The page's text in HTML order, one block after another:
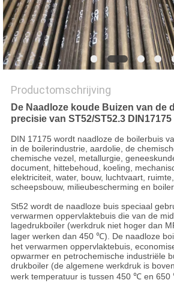
Productomschrijving
De Naadloze koude Buizen van de
precisie van ST52/ST52.3 DIN17175
DIN 17175 wordt naadloze de boilerbuis
in de boilerindustrie, aardolie, de
chemische vezel, metallurgie,
document, hittebehoud, koeling,
elektriciteit, water, bouw, luchtvaart,
scheepsbouw, milieubescherming en
St52 wordt de naadloze buis speciaal
verwarmen oppervlaktebuis die van de
lagedrukboiler (werkdruk niet hoger dan
lager werken dan 450 ℃). De naadloze
het verwarmen oppervlaktebuis,
opwarmer en petrochemische industriële
drukboiler (de algemene werkdruk is
werk temperatuur is tussen 450 ℃ en